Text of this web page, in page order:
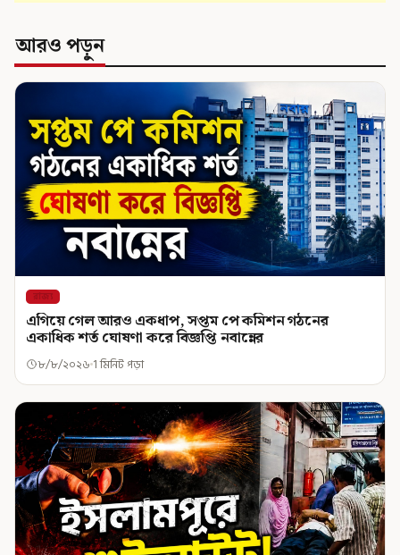
আরও পড়ুন
রাজ্য
এগিয়ে গেল আরও একধাপ, সপ্তম পে কমিশন গঠনের
একাধিক শর্ত ঘোষণা করে বিজ্ঞপ্তি নবান্নের
৮/৮/২০২৬ 1 মিনিট পড়া